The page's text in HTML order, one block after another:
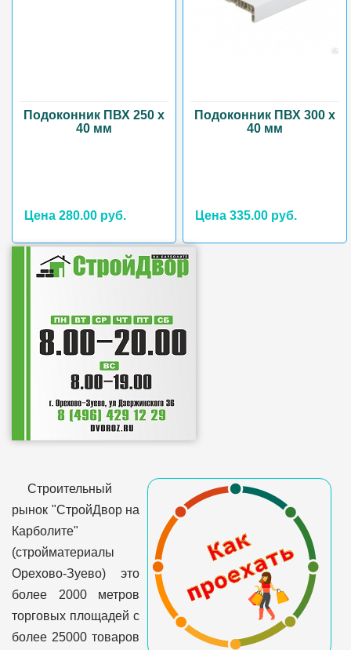
Подоконник ПВХ 250 х
40 мм
Цена 280.00 руб.
Подоконник ПВХ 300 х
40 мм
Цена 335.00 руб.
Строительный
рынок "СтройДвор на
Карболите"
(стройматериалы
Орехово-Зуево) это
более 2000 метров
торговых площадей с
более 25000 товаров